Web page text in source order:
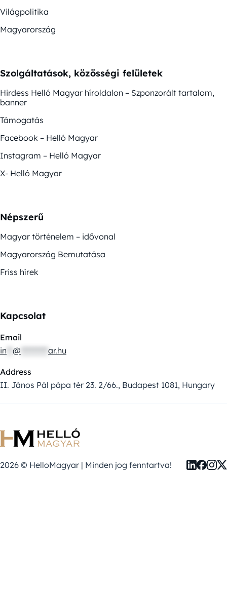
Világpolitika
Magyarország
Szolgáltatások, közösségi felületek
Hirdess Helló Magyar híroldalon – Szponzorált tartalom,
banner
Támogatás
Facebook – Helló Magyar
Instagram – Helló Magyar
X- Helló Magyar
Népszerű
Magyar történelem – idővonal
Magyarország Bemutatása
Friss hírek
Kapcsolat
Email
in @ ar.hu
Address
II. János Pál pápa tér 23. 2/66., Budapest 1081, Hungary
2026 © HelloMagyar | Minden jog fenntartva!